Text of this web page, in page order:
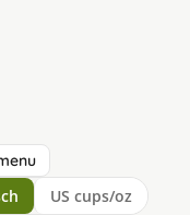
US cups/oz